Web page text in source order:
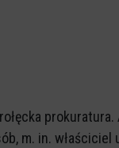
m. in. właściciel